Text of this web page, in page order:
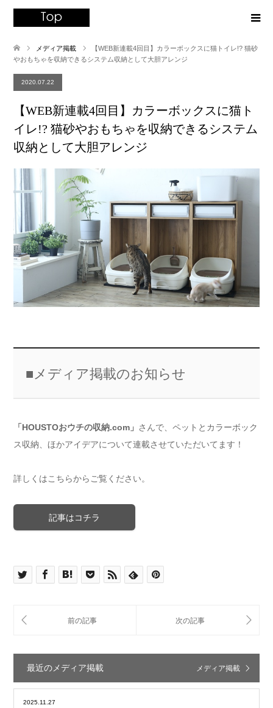
メディア掲載
【WEB新連載4回目】カラーボックスに猫トイレ!? 猫砂
やおもちゃを収納できるシステム収納として大胆アレンジ
2020.07.22
【WEB新連載4回目】カラーボックスに猫ト
イレ!? 猫砂やおもちゃを収納できるシステム
収納として大胆アレンジ
■メディア掲載のお知らせ
「HOUSTOおウチの収納.com」 さんで、ペットとカラーボック
ス収納、ほかアイデアについて連載させていただいてます！
詳しくはこちらからご覧ください。
記事はコチラ
最近のメディア掲載 メディア掲載
2025.11.27